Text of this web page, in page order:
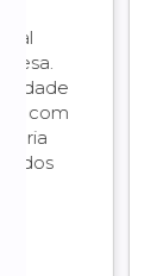
faz, que
Cinco
parceria
essas
foi
por
amor. E
virão